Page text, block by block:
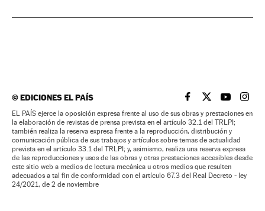
©EDICIONES EL PAÍS EL PAÍS BRASIL EN
EL PAÍSEL PAÍS
EL
EL PAÍS ejerce la oposición expresa frente al uso de sus obras y prestaciones en
la elaboración de revistas de prensa prevista en el artículo 32.1 del TRLPI;
también realiza la reserva expresa frente a la reproducción, distribución y
comunicación pública de sus trabajos y artículos sobre temas de actualidad
prevista en el artículo 33.1 del TRLPI; y, asimismo, realiza una reserva expresa
de las reproducciones y usos de las obras y otras prestaciones accesibles desde
este sitio web a medios de lectura mecánica u otros medios que resulten
adecuados a tal fin de conformidad con el artículo 67.3 del Real Decreto - ley
24/2021, de 2 de noviembre